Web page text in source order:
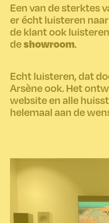
Een van de sterktes
er écht luisteren
de klant ook
deshowroom.
Echt luisteren, dat
Arsène ook. Het
website en alle
helemaal aan de